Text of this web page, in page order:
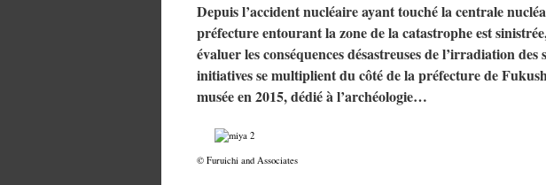
Depuis l’accident nucléaire ayant touché la centrale
préfecture entourant la zone de la catastrophe est
évaluer les conséquences désastreuses de l’irradiation
initiatives se multiplient du côté de la préfecture de
musée en 2015, dédié à l’archéologie…
© Furuichi and Associates